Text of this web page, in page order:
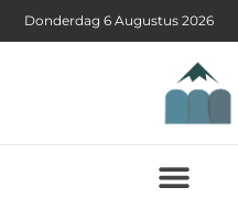
Donderdag 6 Augustus 2026